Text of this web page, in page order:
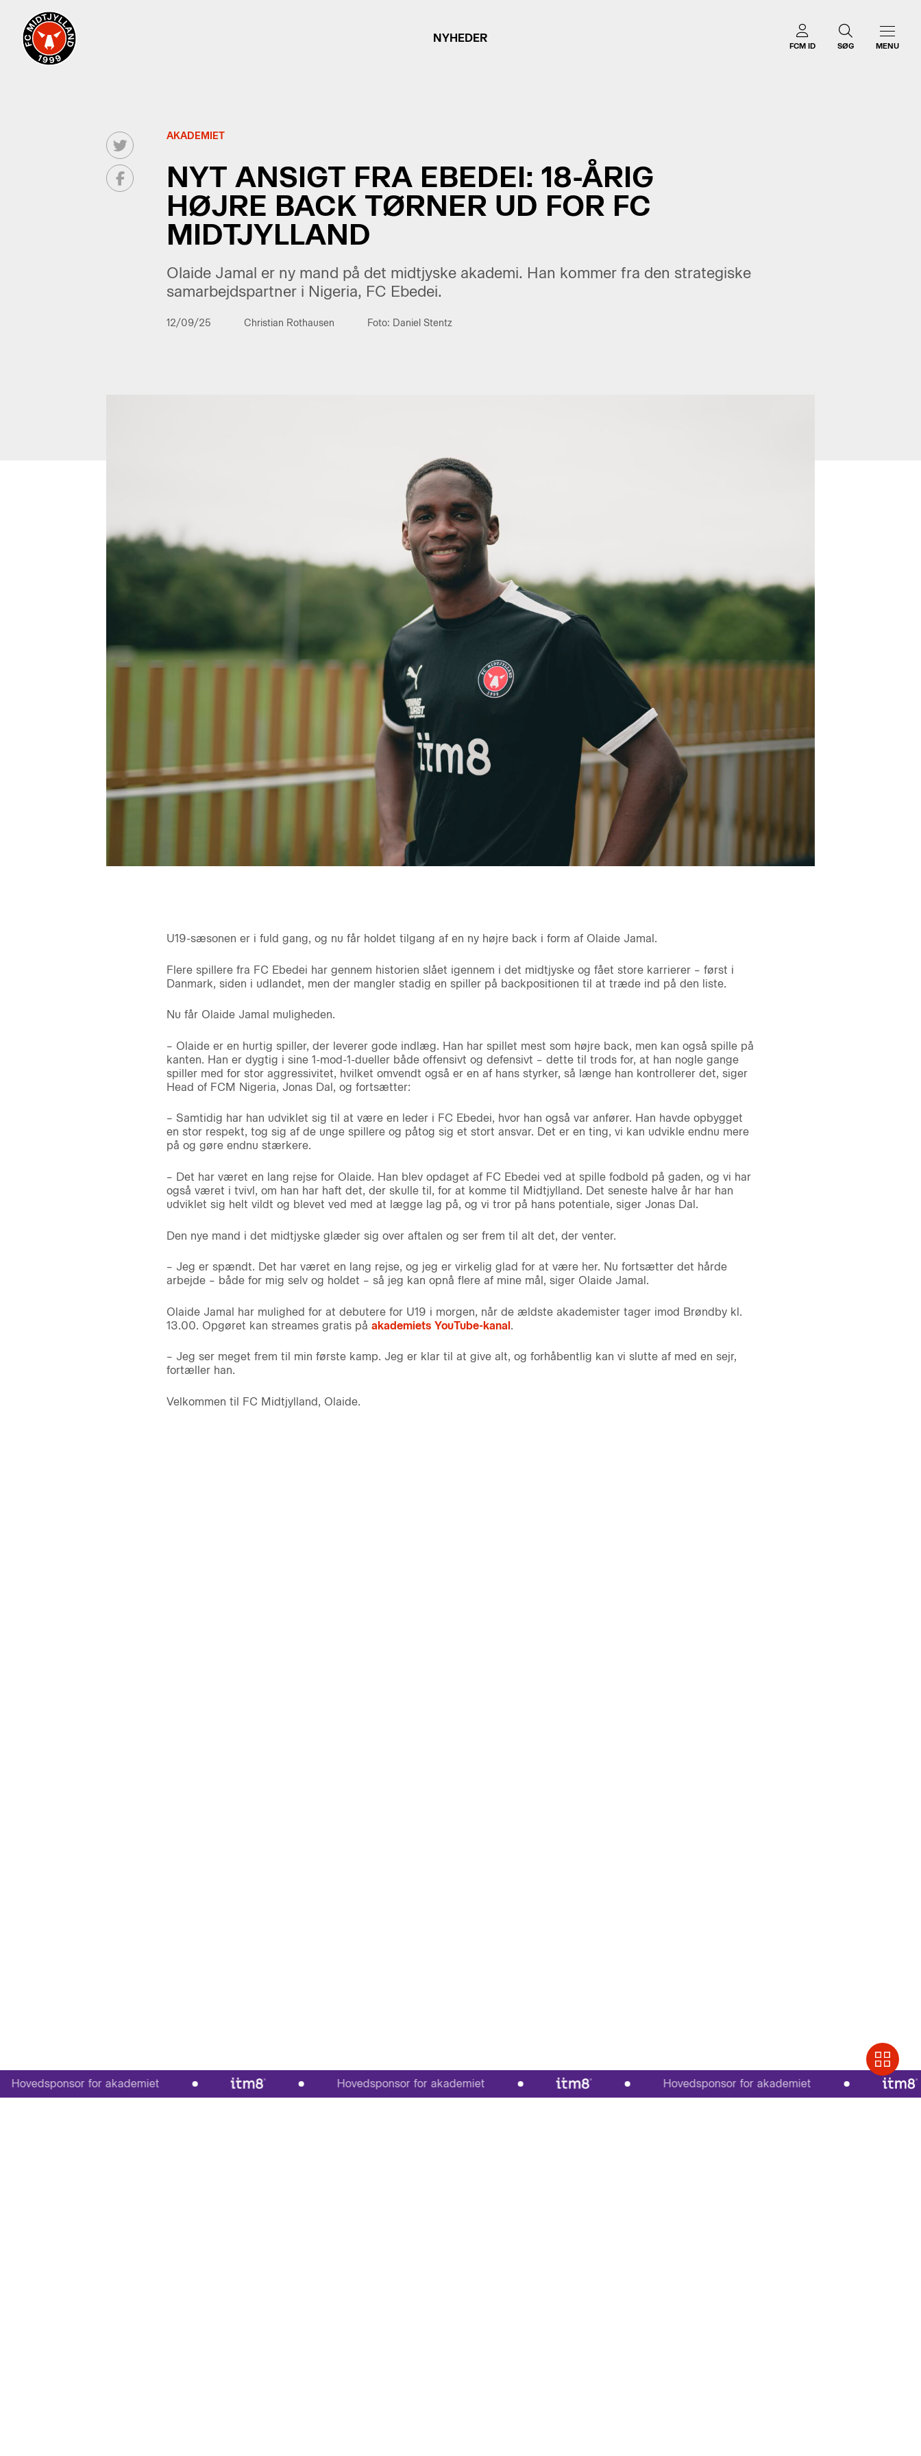
NYHEDER
FCM ID SØG MENU
AKADEMIET
NYT ANSIGT FRA EBEDEI: 18-ÅRIG
HØJRE BACK TØRNER UD FOR FC
MIDTJYLLAND
Olaide Jamal er ny mand på det midtjyske akademi. Han kommer fra den strategiske
samarbejdspartner i Nigeria, FC Ebedei.
12/09/25 Christian Rothausen Foto: Daniel Stentz
U19-sæsonen er i fuld gang, og nu får holdet tilgang af en ny højre back i form af Olaide Jamal.
Flere spillere fra FC Ebedei har gennem historien slået igennem i det midtjyske og fået store karrierer – først i
Danmark, siden i udlandet, men der mangler stadig en spiller på backpositionen til at træde ind på den liste.
Nu får Olaide Jamal muligheden.
– Olaide er en hurtig spiller, der leverer gode indlæg. Han har spillet mest som højre back, men kan også spille på
kanten. Han er dygtig i sine 1-mod-1-dueller både offensivt og defensivt – dette til trods for, at han nogle gange
spiller med for stor aggressivitet, hvilket omvendt også er en af hans styrker, så længe han kontrollerer det, siger
Head of FCM Nigeria, Jonas Dal, og fortsætter:
– Samtidig har han udviklet sig til at være en leder i FC Ebedei, hvor han også var anfører. Han havde opbygget
en stor respekt, tog sig af de unge spillere og påtog sig et stort ansvar. Det er en ting, vi kan udvikle endnu mere
på og gøre endnu stærkere.
– Det har været en lang rejse for Olaide. Han blev opdaget af FC Ebedei ved at spille fodbold på gaden, og vi har
også været i tvivl, om han har haft det, der skulle til, for at komme til Midtjylland. Det seneste halve år har han
udviklet sig helt vildt og blevet ved med at lægge lag på, og vi tror på hans potentiale, siger Jonas Dal.
Den nye mand i det midtjyske glæder sig over aftalen og ser frem til alt det, der venter.
– Jeg er spændt. Det har været en lang rejse, og jeg er virkelig glad for at være her. Nu fortsætter det hårde
arbejde – både for mig selv og holdet – så jeg kan opnå flere af mine mål, siger Olaide Jamal.
Olaide Jamal har mulighed for at debutere for U19 i morgen, når de ældste akademister tager imod Brøndby kl.
13.00. Opgøret kan streames gratis på akademiets YouTube-kanal.
– Jeg ser meget frem til min første kamp. Jeg er klar til at give alt, og forhåbentlig kan vi slutte af med en sejr,
fortæller han.
Velkommen til FC Midtjylland, Olaide.
for akademiet Hovedsponsor for akademiet Hovedsponsor for akademiet